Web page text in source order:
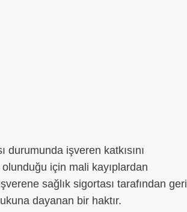
durumunda işveren katkısını
için mali kayıplardan
sağlık sigortası tarafından geri
dayanan bir haktır.